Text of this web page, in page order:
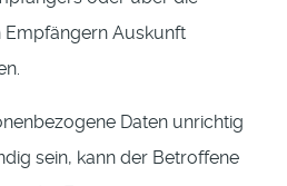
Empfängern Auskunft
Daten unrichtig
sein, kann der Betroffene